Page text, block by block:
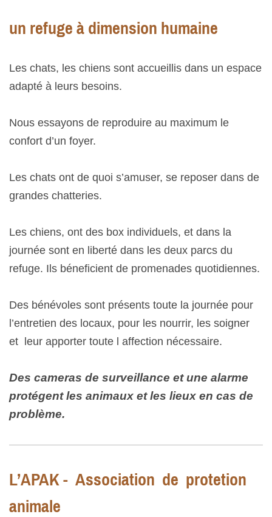
un refuge à dimension humaine
Les chats, les chiens sont accueillis dans un espace
adapté à leurs besoins.
Nous essayons de reproduire au maximum le
confort d’un foyer.
Les chats ont de quoi s’amuser, se reposer dans de
grandes chatteries.
Les chiens, ont des box individuels, et dans la
journée sont en liberté dans les deux parcs du
refuge. Ils béneficient de promenades quotidiennes.
Des bénévoles sont présents toute la journée pour
l’entretien des locaux, pour les nourrir, les soigner
et leur apporter toute l affection nécessaire.
Des cameras de surveillance et une alarme
protégent les animaux et les lieux en cas de
problème.
L’APAK - Association de protetion
animale